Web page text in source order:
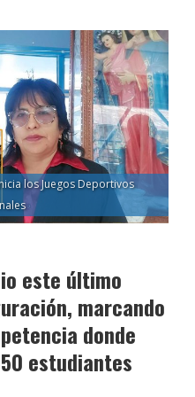
los Juegos Deportivos
este último
marcando
donde
estudiantes